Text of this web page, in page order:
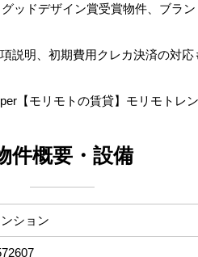
ッドデザイン賞受賞物件、ブラ
説明、初期費用クレカ決済の対応
モリモトの賃貸】モリモトレ
件概要・設備
ション